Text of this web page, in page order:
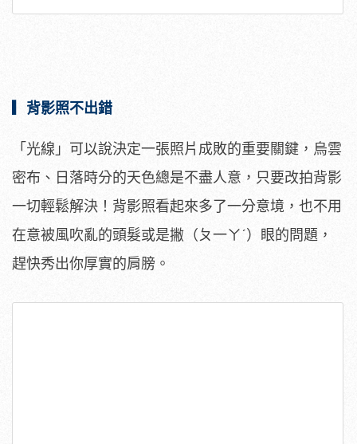
▎背影照不出錯
「光線」可以說決定一張照片成敗的重要關鍵，烏雲
密布、日落時分的天色總是不盡人意，只要改拍背影
一切輕鬆解決！背影照看起來多了一分意境，也不用
在意被風吹亂的頭髮或是撇（ㄆ一ㄚˊ）眼的問題，
趕快秀出你厚實的肩膀。